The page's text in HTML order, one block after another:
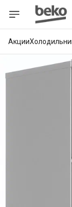
Акции